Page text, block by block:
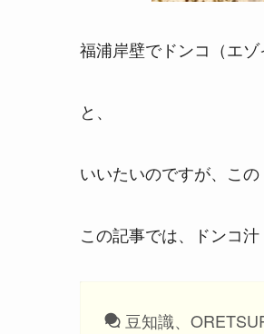
福浦岸壁でドンコ（エ
と、
いいたいのですが、こ
この記事では、ドンコ
豆知識、